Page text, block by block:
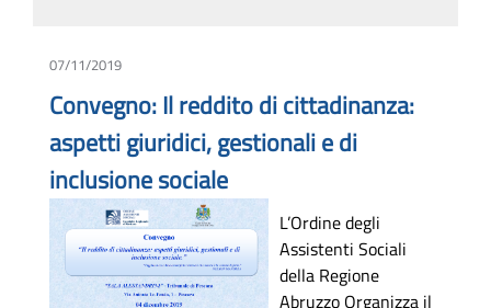
07/11/2019
Convegno: Il reddito di cittadinanza:
aspetti giuridici, gestionali e di
inclusione sociale
L’Ordine degli
Assistenti Sociali
della Regione
Abruzzo Organizza il